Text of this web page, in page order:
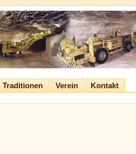
Traditionen Verein Kontakt